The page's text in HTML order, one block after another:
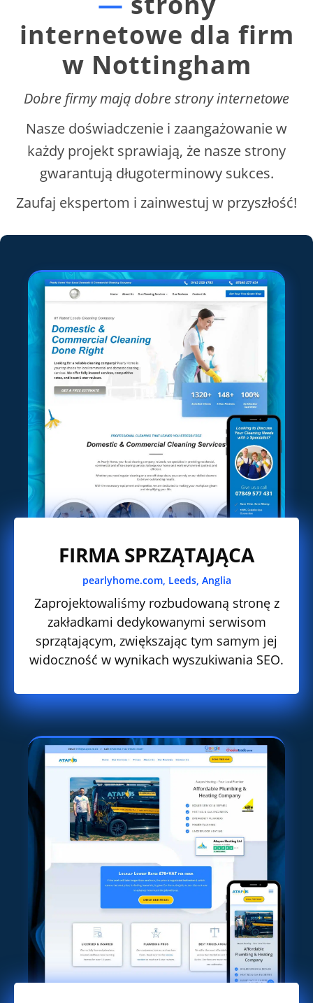
internetowe dla firm
w Nottingham
Dobre firmy mają dobre strony internetowe
Nasze doświadczenie i zaangażowanie w
każdy projekt sprawiają, że nasze strony
gwarantują długoterminowy sukces.
Zaufaj ekspertom i zainwestuj w przyszłość!
FIRMA SPRZĄTAJĄCA
pearlyhome.com, Leeds, Anglia
Zaprojektowaliśmy rozbudowaną stronę z
zakładkami dedykowanymi serwisom
sprzątającym, zwiększając tym samym jej
widoczność w wynikach wyszukiwania SEO.